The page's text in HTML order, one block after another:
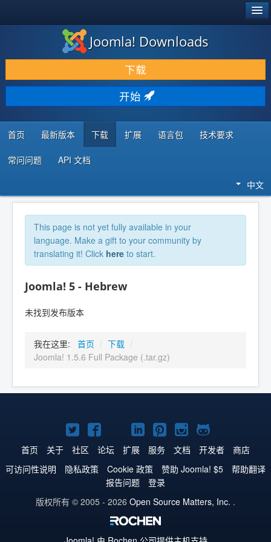
下载 & 扩展
发现 & 学习
社区 & 支持
开发者资源
Joomla! Downloads
下载
开始
首页 最新版本 下载 扩展 语言包 技术要求
常问问题 API 文档
中文
This page is not yet fully available in your
language. Make a gift to your community by
translating it! Click here to start.
Joomla! 5 - Hebrew
未找到发布版本
我在这里: 首页 / 下载 /
Joomla! 1.5.6 Full Package (.tar.gz)
Twitter
主
页
Facebook
主
页
YouTube
主
页
LinkedIn
主
页
Pinterest
主
页
Instagram
主
页
GitHub
主
页
首页 关于 社区 论坛 扩展 服务 文档 开发者
商店
可访问性说明
隐私政策 Cookie 政策 赞助 Joomla! $5
帮助翻译
报告问题
登录
版权所有 © 2005 - 2026 Open Source Matters, Inc. .